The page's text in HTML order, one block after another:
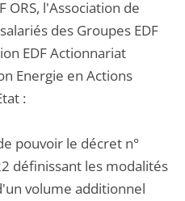
ORS, l'Association de
des Groupes EDF
EDF Actionnariat
Energie en Actions
:
pouvoir le décret n°
définissant les modalités
volume additionnel